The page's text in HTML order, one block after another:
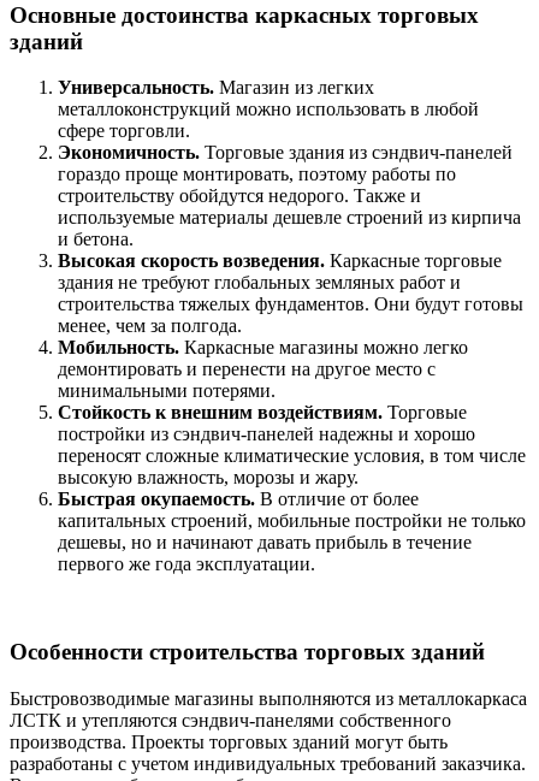
Основные достоинства каркасных торговых
зданий
Универсальность. Магазин из легких
металлоконструкций можно использовать в любой
сфере торговли.
Экономичность. Торговые здания из сэндвич-панелей
гораздо проще монтировать, поэтому работы по
строительству обойдутся недорого. Также и
используемые материалы дешевле строений из кирпича
и бетона.
Высокая скорость возведения. Каркасные торговые
здания не требуют глобальных земляных работ и
строительства тяжелых фундаментов. Они будут готовы
менее, чем за полгода.
Мобильность. Каркасные магазины можно легко
демонтировать и перенести на другое место с
минимальными потерями.
Стойкость к внешним воздействиям. Торговые
постройки из сэндвич-панелей надежны и хорошо
переносят сложные климатические условия, в том числе
высокую влажность, морозы и жару.
Быстрая окупаемость. В отличие от более
капитальных строений, мобильные постройки не только
дешевы, но и начинают давать прибыль в течение
первого же года эксплуатации.
Особенности строительства торговых зданий
Быстровозводимые магазины выполняются из металлокаркаса
ЛСТК и утепляются сэндвич-панелями собственного
производства. Проекты торговых зданий могут быть
разработаны с учетом индивидуальных требований заказчика.